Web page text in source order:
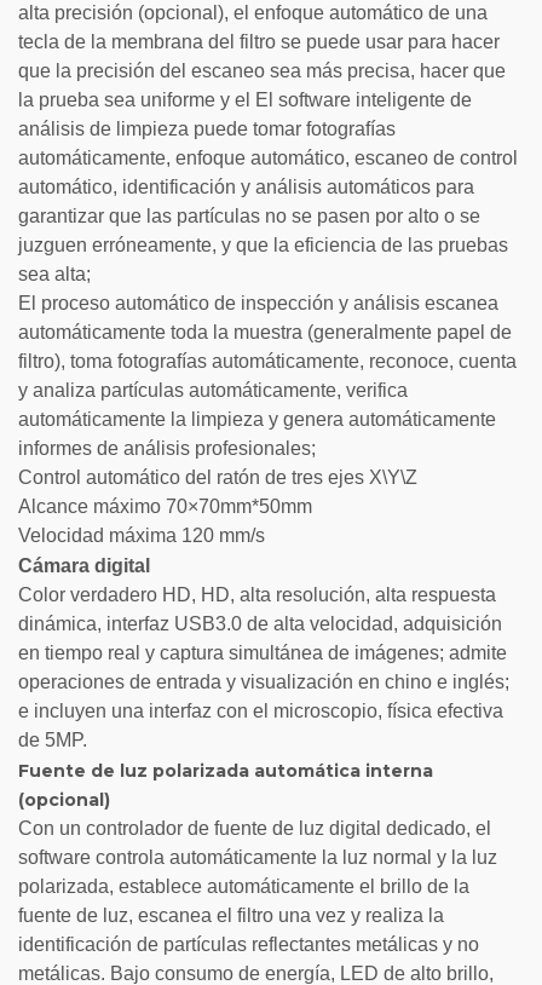
alta precisión (opcional), el enfoque automático de una
tecla de la membrana del filtro se puede usar para hacer
que la precisión del escaneo sea más precisa, hacer que
la prueba sea uniforme y el El software inteligente de
análisis de limpieza puede tomar fotografías
automáticamente, enfoque automático, escaneo de control
automático, identificación y análisis automáticos para
garantizar que las partículas no se pasen por alto o se
juzguen erróneamente, y que la eficiencia de las pruebas
sea alta;
El proceso automático de inspección y análisis escanea
automáticamente toda la muestra (generalmente papel de
filtro), toma fotografías automáticamente, reconoce, cuenta
y analiza partículas automáticamente, verifica
automáticamente la limpieza y genera automáticamente
informes de análisis profesionales;
Control automático del ratón de tres ejes X\Y\Z
Alcance máximo 70×70mm*50mm
Velocidad máxima 120 mm/s
Cámara digital
Color verdadero HD, HD, alta resolución, alta respuesta
dinámica, interfaz USB3.0 de alta velocidad, adquisición
en tiempo real y captura simultánea de imágenes; admite
operaciones de entrada y visualización en chino e inglés;
e incluyen una interfaz con el microscopio, física efectiva
de 5MP.
Fuente de luz polarizada automática interna
(opcional)
Con un controlador de fuente de luz digital dedicado, el
software controla automáticamente la luz normal y la luz
polarizada, establece automáticamente el brillo de la
fuente de luz, escanea el filtro una vez y realiza la
identificación de partículas reflectantes metálicas y no
metálicas. Bajo consumo de energía, LED de alto brillo,